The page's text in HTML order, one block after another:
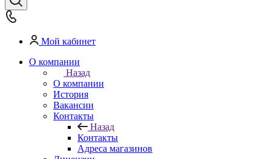
Мой кабинет
О компании
Назад
О компании
История
Вакансии
Контакты
Назад
Контакты
Адреса магазинов